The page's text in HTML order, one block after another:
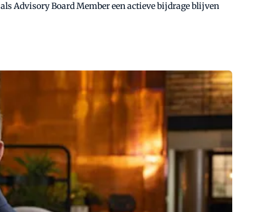
Advisory Board Member een actieve bijdrage blijven